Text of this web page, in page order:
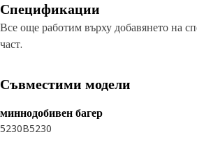
Спецификации
Все още работим върху добавянето на
част.
Съвместими модели
миннодобивен багер
5230B5230